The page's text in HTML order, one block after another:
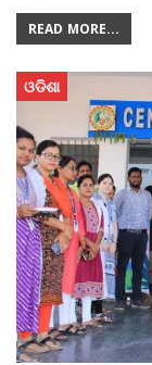
READ MORE...
ଓଡିଶା